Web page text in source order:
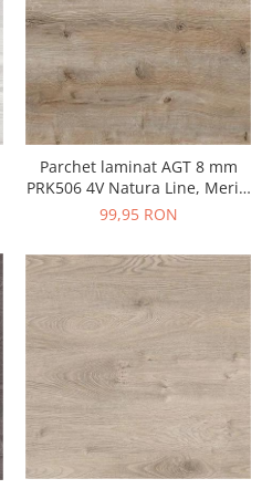
Parchet laminat AGT 8 mm
PRK506 4V Natura Line, Meric,
clasa 32 AC4
99,95 RON